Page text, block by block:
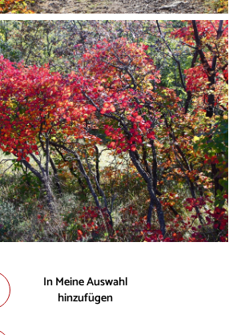
In Meine Auswahl
hinzufügen